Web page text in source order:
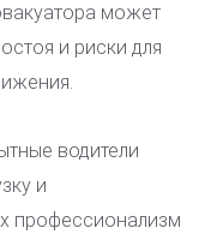
может
и риски для
водители
и
профессионализм